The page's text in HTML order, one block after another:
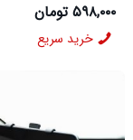
۵۹۸,۰۰۰ تومان
خرید سریع